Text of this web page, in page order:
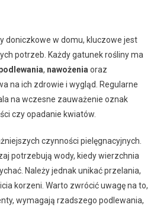
doniczkowe w domu, kluczowe jest
potrzeb. Każdy gatunek rośliny ma
, nawożenia oraz
na ich zdrowie i wygląd. Regularne
na wczesne zauważenie oznak
czy opadanie kwiatów.
czynności pielęgnacyjnych.
potrzebują wody, kiedy wierzchnia
Należy jednak unikać przelania,
korzeni. Warto zwrócić uwagę na to,
wymagają rzadszego podlewania,